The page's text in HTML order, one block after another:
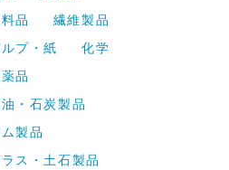
品
繊維製品
プ・紙
化学
品
・石炭製品
製品
ス・土石製品